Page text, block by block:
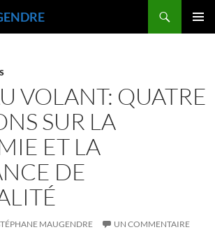
VOLANT: QUATRE
SUR LA
ET LA
DE
MAUGENDRE UN COMMENTAIRE